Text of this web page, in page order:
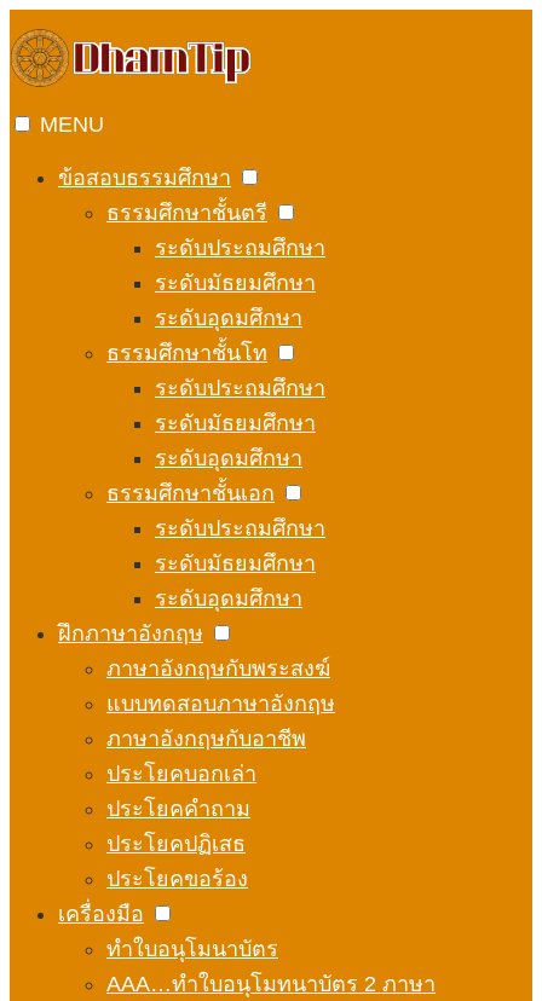
to
content
MENU
ข้อสอบธรรมศึกษา
ธรรมศึกษาชั้นตรี
ระดับประถมศึกษา
ระดับมัธยมศึกษา
ระดับอุดมศึกษา
ธรรมศึกษาชั้นโท
ระดับประถมศึกษา
ระดับมัธยมศึกษา
ระดับอุดมศึกษา
ธรรมศึกษาชั้นเอก
ระดับประถมศึกษา
ระดับมัธยมศึกษา
ระดับอุดมศึกษา
ฝึกภาษาอังกฤษ
ภาษาอังกฤษกับพระสงฆ์
แบบทดสอบภาษาอังกฤษ
ภาษาอังกฤษกับอาชีพ
ประโยคบอกเล่า
ประโยคคำถาม
ประโยคปฏิเสธ
ประโยคขอร้อง
เครื่องมือ
ทำใบอนุโมนาบัตร
AAA…ทำใบอนุโมทนาบัตร 2 ภาษา